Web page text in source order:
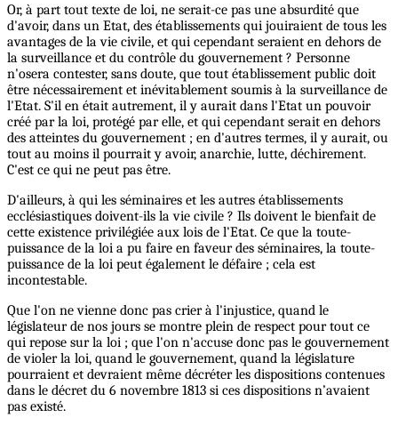
Or, à part tout texte de loi, ne serait-ce pas une absurdité que
d'avoir, dans un Etat, des établissements qui jouiraient de tous les
avantages de la vie civile, et qui cependant seraient en dehors de
la surveillance et du contrôle du gouvernement ? Personne
n'osera contester, sans doute, que tout établissement public doit
être nécessairement et inévitablement soumis à la surveillance de
l'Etat. S'il en était autrement, il y aurait dans l'Etat un pouvoir
créé par la loi, protégé par elle, et qui cependant serait en dehors
des atteintes du gouvernement ; en d'autres termes, il y aurait, ou
tout au moins il pourrait y avoir, anarchie, lutte, déchirement.
C'est ce qui ne peut pas être.
D'ailleurs, à qui les séminaires et les autres établissements
ecclésiastiques doivent-ils la vie civile ? Ils doivent le bienfait de
cette existence privilégiée aux lois de l'Etat. Ce que la toute-
puissance de la loi a pu faire en faveur des séminaires, la toute-
puissance de la loi peut également le défaire ; cela est
incontestable.
Que l'on ne vienne donc pas crier à l'injustice, quand le
législateur de nos jours se montre plein de respect pour tout ce
qui repose sur la loi ; que l'on n'accuse donc pas le gouvernement
de violer la loi, quand le gouvernement, quand la législature
pourraient et devraient même décréter les dispositions contenues
dans le décret du 6 novembre 1813 si ces dispositions n’avaient
pas existé.